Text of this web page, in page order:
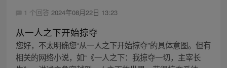
1 个回答 2024年08月22日 13:23
从一人之下开始掠夺
您好，不太明确您“从一人之下开始掠夺”的具体意图。但有
相关的网络小说，如“《一人之下：我掠夺一切，主宰长